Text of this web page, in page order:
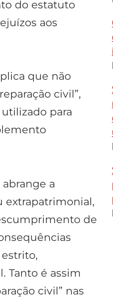
do estatuto
aos
que não
civil”,
para
a
extrapatrimonial,
de
Tanto é assim
civil” nas